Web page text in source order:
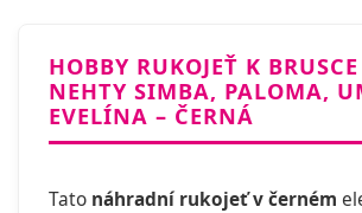
HOBBY RUKOJEŤ K
NEHTY SIMBA, PALOMA,
EVELÍNA – ČERNÁ
Tato náhradní rukojeť v černém